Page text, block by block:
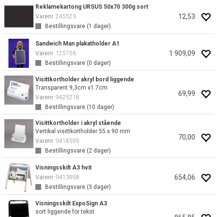
Reklamekartong URSUS 50x70 300g sort
Varenr 245523
Bestillingsvare (1 dager)
12,53
Sandwich Man plakatholder A1
Varenr 125756
Bestillingsvare (0 dager)
1 909,09
Visittkortholder akryl bord liggende
Transparent 9,3cm x1.7cm
Varenr 9425218
Bestillingsvare (10 dager)
69,99
Visittkortholder i akryl stående
Vertikal visittkortholder 55 x 90 mm
Varenr 9418595
Bestillingsvare (2 dager)
70,00
Visningsskilt A3 hvit
Varenr 9413958
Bestillingsvare (3 dager)
654,06
Visningsskilt ExpoSign A3
sort liggende for tekst